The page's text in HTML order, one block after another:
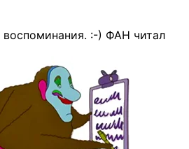
воспоминания. :-) ФАН читал